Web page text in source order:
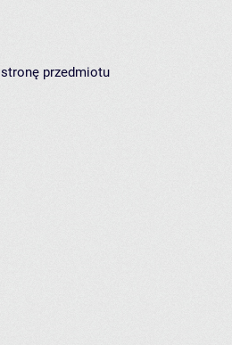
stronę przedmiotu